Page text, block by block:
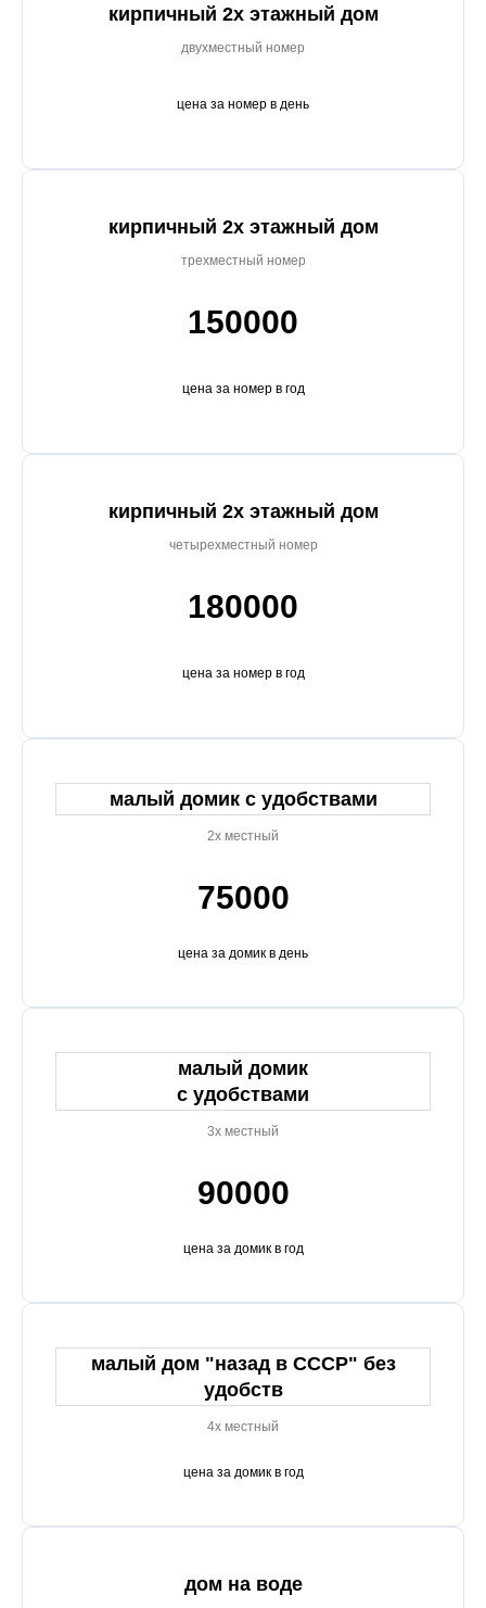
кирпичный 2х этажный дом
двухместный номер
цена за номер в день
кирпичный 2х этажный дом
трехместный номер
150000
цена за номер в год
кирпичный 2х этажный дом
четырехместный номер
180000
цена за номер в год
малый домик с удобствами
2х местный
75000
цена за домик в день
малый домик
с удобствами
3х местный
90000
цена за домик в год
малый дом "назад в СССР" без
удобств
4х местный
цена за домик в год
дом на воде